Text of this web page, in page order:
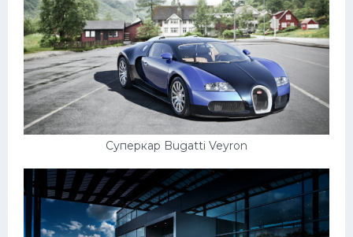
Суперкар Bugatti Veyron
Ямаха
Додж
Ява
Эмблемы
Спецтехника